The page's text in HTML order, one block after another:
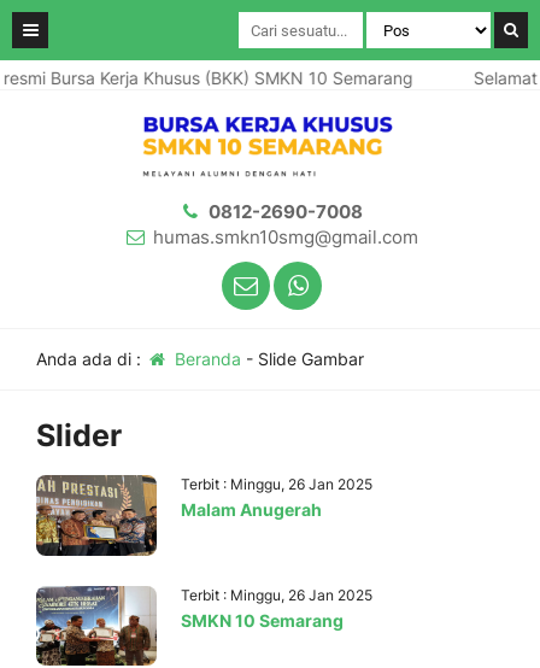
Bursa Kerja Khusus (BKK) SMKN 10 Semarang
0812-2690-7008
humas.smkn10smg@gmail.com
Anda ada di : Beranda - Slide Gambar
Slider
Terbit : Minggu, 26 Jan 2025
Malam Anugerah
Terbit : Minggu, 26 Jan 2025
SMKN 10 Semarang